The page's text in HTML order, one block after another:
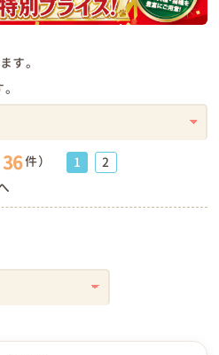
す。
36件） 1 2